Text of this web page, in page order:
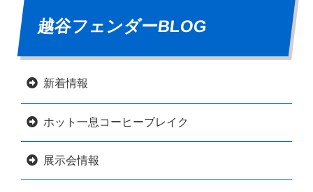
越谷フェンダーBLOG
新着情報
ホット一息コーヒーブレイク
展示会情報